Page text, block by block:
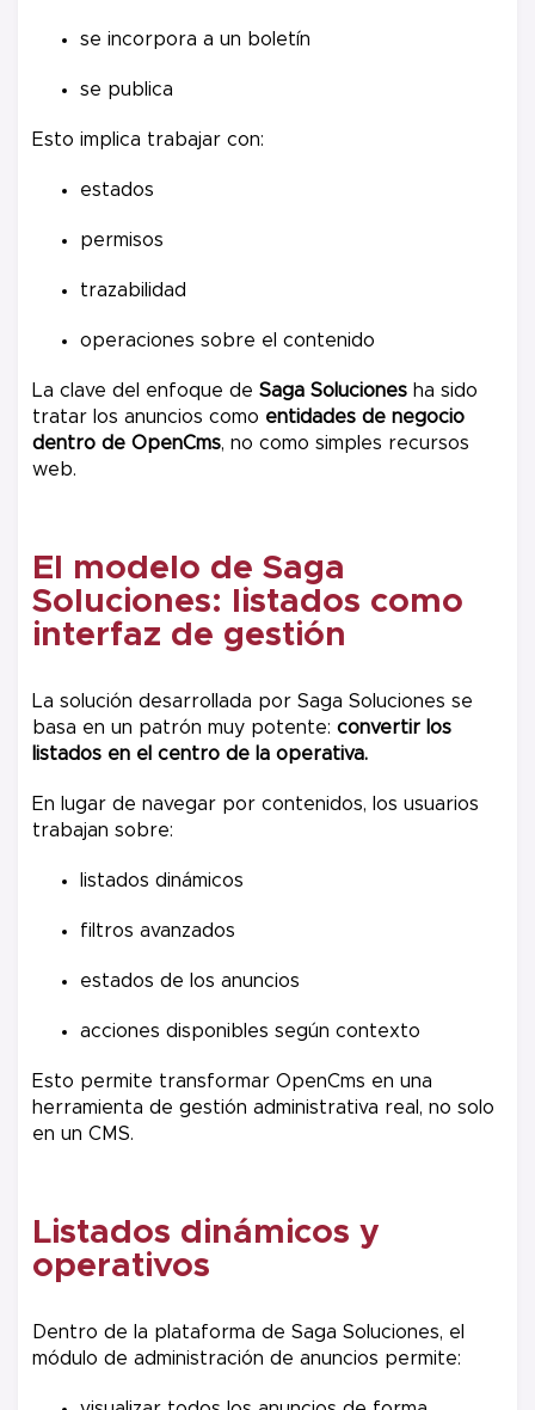
se incorpora a un boletín
se publica
Esto implica trabajar con:
estados
permisos
trazabilidad
operaciones sobre el contenido
La clave del enfoque de Saga Soluciones ha sido
tratar los anuncios como entidades de negocio
dentro de OpenCms, no como simples recursos
web.
El modelo de Saga
Soluciones: listados como
interfaz de gestión
La solución desarrollada por Saga Soluciones se
basa en un patrón muy potente: convertir los
listados en el centro de la operativa.
En lugar de navegar por contenidos, los usuarios
trabajan sobre:
listados dinámicos
filtros avanzados
estados de los anuncios
acciones disponibles según contexto
Esto permite transformar OpenCms en una
herramienta de gestión administrativa real, no solo
en un CMS.
Listados dinámicos y
operativos
Dentro de la plataforma de Saga Soluciones, el
módulo de administración de anuncios permite: